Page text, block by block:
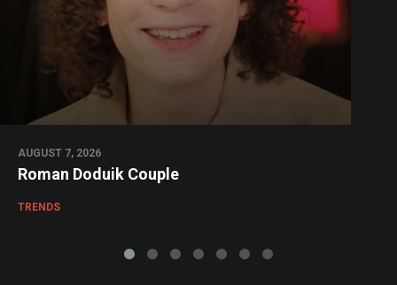
AUGUST 7, 2026
Roman Doduik Couple
TRENDS